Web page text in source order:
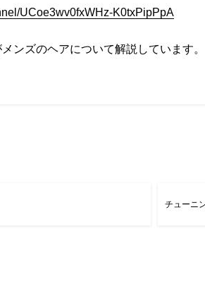
UCoe3wv0fxWHz-K0txPipPpA
ンズのヘアについて解説しています。
チューニ